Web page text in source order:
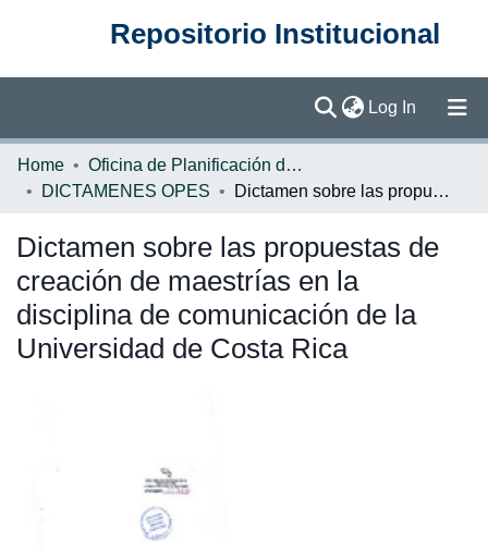
Repositorio Institucional
Log In (current)
Communities & Collections
Statistics
Home
Oficina de Planificación de la Educación Superior (OPES)
DICTAMENES OPES
Dictamen sobre las propuestas de creación de maestrías en la disciplina de comunicación de la Universidad de Costa Rica
Dictamen sobre las propuestas de
creación de maestrías en la
disciplina de comunicación de la
Universidad de Costa Rica